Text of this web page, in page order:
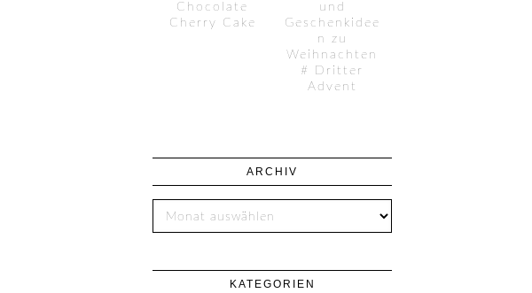
Chocolate
Cherry Cake
und
Geschenkidee
n zu
Weihnachten
# Dritter
Advent
ARCHIV
KATEGORIEN